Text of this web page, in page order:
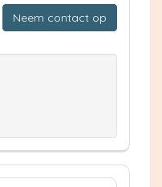
Neem contact op